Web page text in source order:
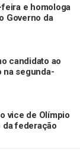
e homologa
Governo da
candidato ao
na segunda-
vice de Olímpio
da federação